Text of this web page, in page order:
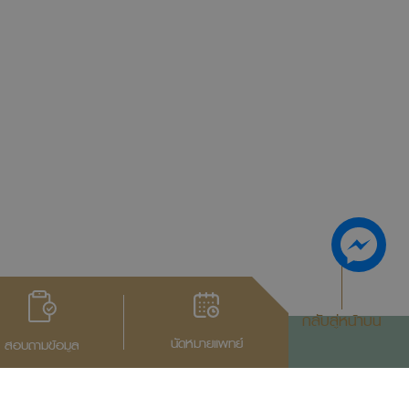
สอบถามข้อมูล นัดหมายแพทย์
กลับสู่หน้าบน